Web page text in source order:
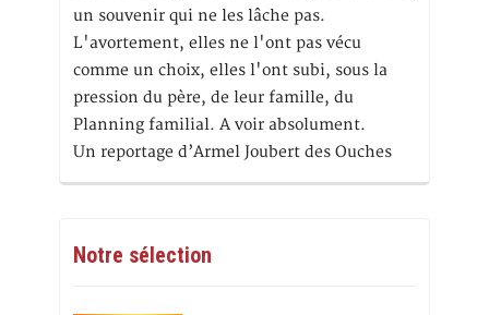
un souvenir qui ne les lâche pas.
L'avortement, elles ne l'ont pas vécu
comme un choix, elles l'ont subi, sous la
pression du père, de leur famille, du
Planning familial. A voir absolument.
Un reportage d’Armel Joubert des Ouches
Notre sélection